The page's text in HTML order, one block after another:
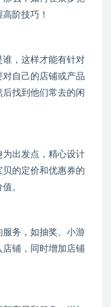
阶技巧！
，这样才能有针对
自己的店铺或产品
找到他们常去的闲
出发点，精心设计
的定价和优惠券的
。
务，如抽奖、小游
铺，同时增加店铺